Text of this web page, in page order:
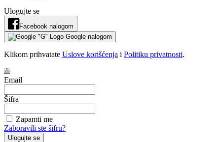
Ulogujte se
Facebook nalogom
Google nalogom
Klikom prihvatate Uslove korišćenja i Politiku privatnosti.
ili
Email
Šifra
Zapamti me
Zaboravili ste šifru?
Ulogujte se